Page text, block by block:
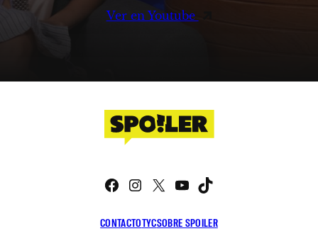
Ver en Youtube
CONTACTOTYCSOBRE SPOILER
Facebook
Instagram
X YouTube